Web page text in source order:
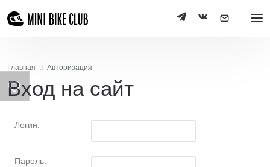
Главная Авторизация
Вход на сайт
Логин:
Пароль: